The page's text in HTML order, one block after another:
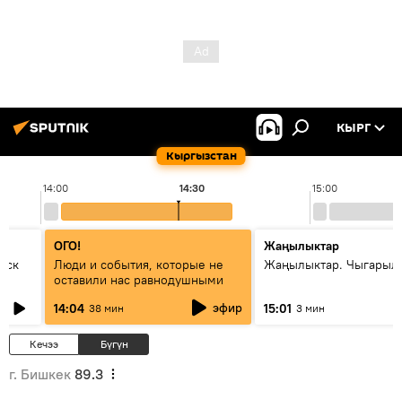
Кыргызстан
КЫРГ
14:00 15:00
14:30
ОГО!
Люди и события, которые не
оставили нас равнодушными
14:04 38 мин эфир
Жаңылыктар
Жаңылыктар.
15:01 3 мин
Кечээ Бүгүн
г. Бишкек 89.3